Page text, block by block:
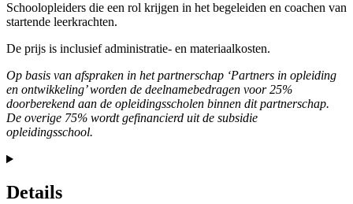
Schoolopleiders die een rol krijgen in het begeleiden en coachen van
startende leerkrachten.
De prijs is inclusief administratie- en materiaalkosten.
Op basis van afspraken in het partnerschap ‘Partners in opleiding
en ontwikkeling’ worden de deelnamebedragen voor 25%
doorberekend aan de opleidingsscholen binnen dit partnerschap.
De overige 75% wordt gefinancierd uit de subsidie
opleidingsschool.
Details